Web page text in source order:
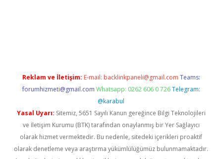
Reklam ve İletişim: E-mail: backlinkpaneli@gmail.com Teams:
forumhizmeti@gmail.com Whatsapp: 0262 606 0 726 Telegram:
@karabul
Yasal Uyarı: Sitemiz, 5651 Sayılı Kanun gereğince Bilgi Teknolojileri
ve İletişim Kurumu (BTK) tarafından onaylanmış bir Yer Sağlayıcı
olarak hizmet vermektedir. Bu nedenle, sitedeki içerikleri proaktif
olarak denetleme veya araştırma yükümlülüğümüz bulunmamaktadır.